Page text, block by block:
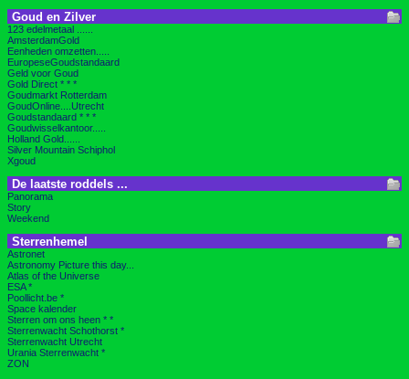
Goud en Zilver
123 edelmetaal ......
AmsterdamGold
Eenheden omzetten.....
EuropeseGoudstandaard
Geld voor Goud
Gold Direct * * *
Goudmarkt Rotterdam
GoudOnline....Utrecht
Goudstandaard * * *
Goudwisselkantoor.....
Holland Gold......
Silver Mountain Schiphol
Xgoud
De laatste roddels ...
Panorama
Story
Weekend
Sterrenhemel
Astronet
Astronomy Picture this day...
Atlas of the Universe
ESA *
Poollicht.be *
Space kalender
Sterren om ons heen * *
Sterrenwacht Schothorst *
Sterrenwacht Utrecht
Urania Sterrenwacht *
ZON